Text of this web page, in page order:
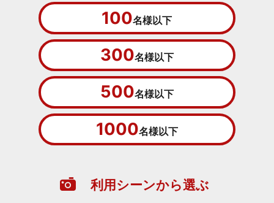
100名様以下
300名様以下
500名様以下
1000名様以下
利用シーンから選ぶ